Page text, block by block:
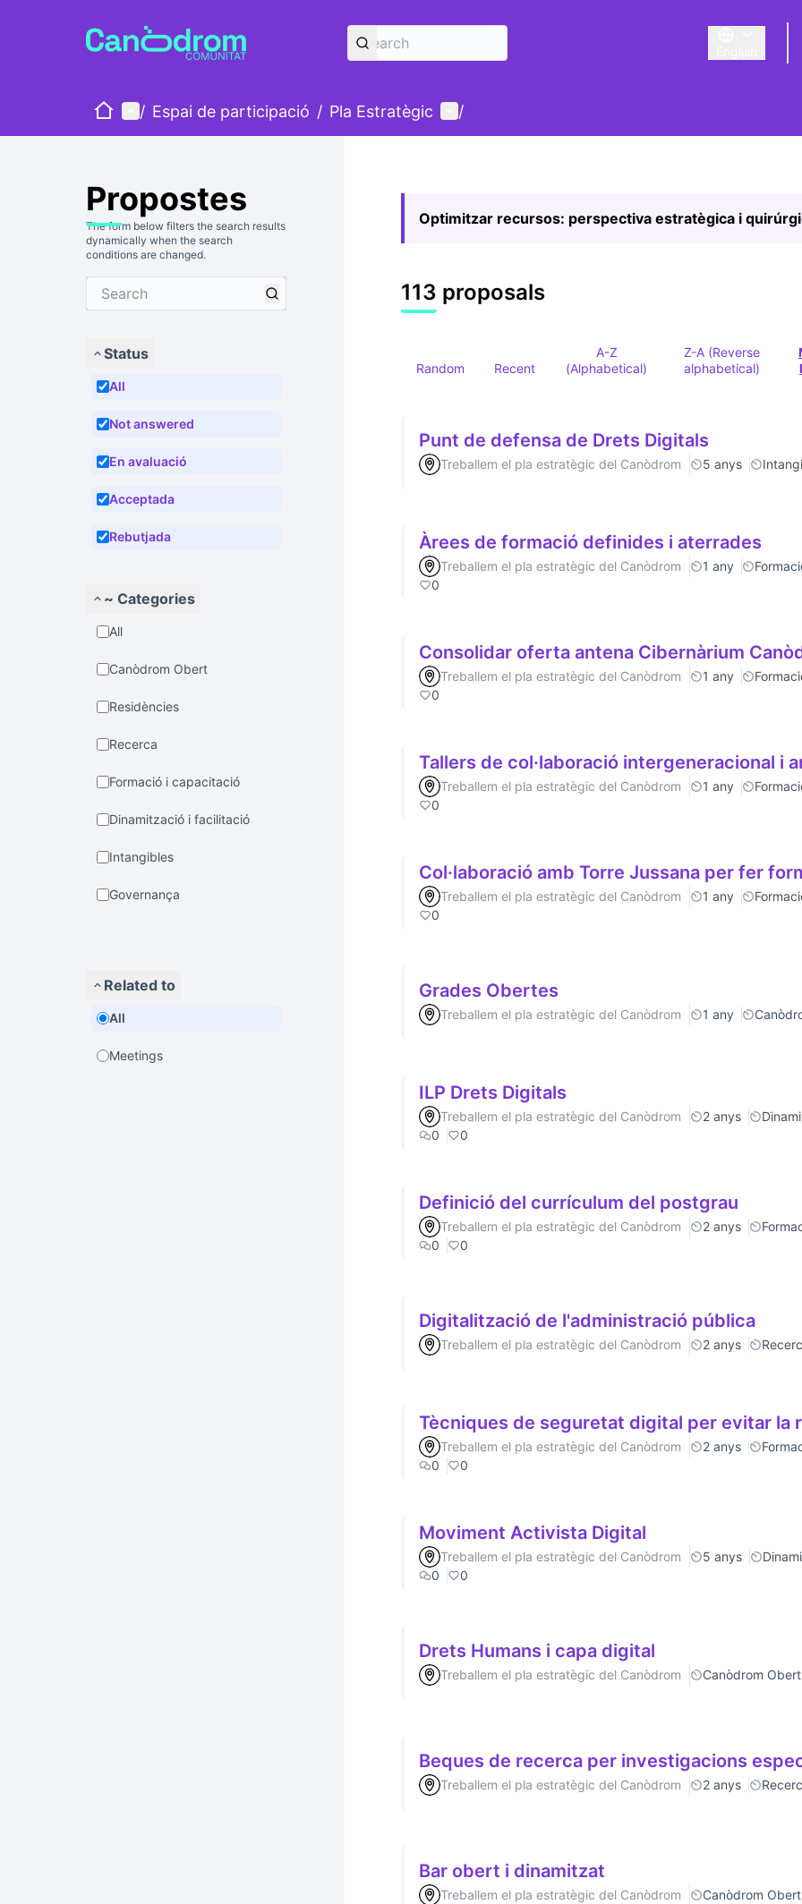
Triar la llengua
HomeMain menu
/ Espai de participació / Pla Estratègic User menu
/
Propostes
The form below filters the search results
dynamically when the search
conditions are changed.
Status
All
Not answered
En avaluació
Acceptada
Rebutjada
~ Categories
All
Canòdrom Obert
Residències
Recerca
Formació i capacitació
Dinamització i facilitació
Intangibles
Governança
Related to
All
Meetings
Optimitzar recursos: perspectiva estratègica i
113 proposals
Random Recent
A-Z
(Alphabetical)
Z-A (Reverse
alphabetical)
Punt de defensa de Drets Digitals
Treballem el pla estratègic del Canòdrom 5 anys
Àrees de formació definides i aterrades
Treballem el pla estratègic del Canòdrom 1 any
0
Consolidar oferta antena Cibernàrium
Treballem el pla estratègic del Canòdrom 1 any
0
Tallers de col·laboració intergeneracional i
Treballem el pla estratègic del Canòdrom 1 any
0
Col·laboració amb Torre Jussana per fer
Treballem el pla estratègic del Canòdrom 1 any
0
Grades Obertes
Treballem el pla estratègic del Canòdrom 1 any
ILP Drets Digitals
Treballem el pla estratègic del Canòdrom 2 anys
0
0
Definició del currículum del postgrau
Treballem el pla estratègic del Canòdrom 2 anys
0
0
Digitalització de l'administració pública
Treballem el pla estratègic del Canòdrom 2 anys
Tècniques de seguretat digital per evitar la
Treballem el pla estratègic del Canòdrom 2 anys
0
0
Moviment Activista Digital
Treballem el pla estratègic del Canòdrom 5 anys
0
0
Drets Humans i capa digital
Treballem el pla estratègic del Canòdrom Canòdrom Obert
Beques de recerca per investigacions
Treballem el pla estratègic del Canòdrom 2 anys
Bar obert i dinamitzat
Treballem el pla estratègic del Canòdrom Canòdrom Obert